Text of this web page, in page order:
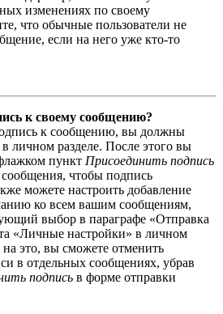
изменениях по своему
что обычные пользователи не
если на него уже кто-то
к своему сообщению?
к сообщению, вы должны
в личном разделе. После этого вы
пункт Присоединить подпись
чтобы подпись
можете настроить добавление
ко всем вашим сообщениям,
выбор в параграфе «Отправка
«Личные настройки» в личном
на это, вы сможете отменить
в отдельных сообщениях, убрав
подпись в форме отправки